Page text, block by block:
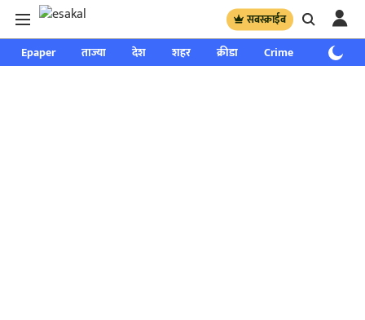
सबस्क्राईब
Epaper ताज्या देश शहर क्रीडा Crime साप्ताहिक